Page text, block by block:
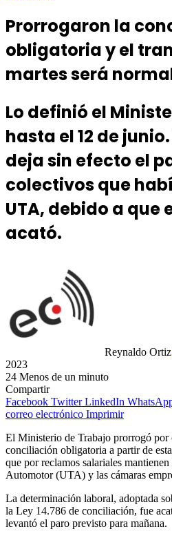
Prorrogaron la
obligatoria y el
martes será
Lo definió el
hasta el 12 de
deja sin efecto el
colectivos que
UTA, debido a que
acató.
Reynaldo Ortiz
2023
24 Menos de un minuto
Compartir
Facebook Twitter LinkedIn
correo electrónico Imprimir
El Ministerio de Trabajo prorrogó por
conciliación obligatoria a partir de
que por reclamos salariales
Automotor (UTA) y las cámaras
La determinación laboral, adoptada
la Ley 14.786 de conciliación, fue
levantó el paro previsto para mañana.